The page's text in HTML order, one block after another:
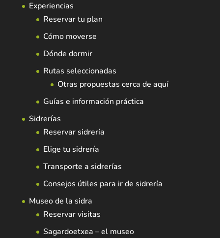
Experiencias
Reservar tu plan
Cómo moverse
Dónde dormir
Rutas seleccionadas
Otras propuestas cerca de aquí
Guías e información práctica
Sidrerías
Reservar sidrería
Elige tu sidrería
Transporte a sidrerías
Consejos útiles para ir de sidrería
Museo de la sidra
Reservar visitas
Sagardoetxea – el museo